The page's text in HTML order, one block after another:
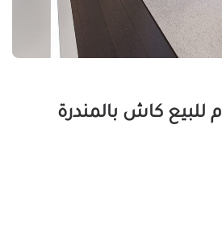
شقة سكنية 150م للبيع كاش بالمندرة